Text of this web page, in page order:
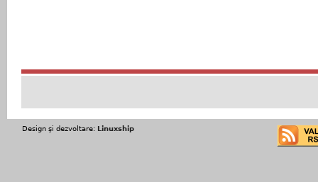
Design şi dezvoltare: Linuxship